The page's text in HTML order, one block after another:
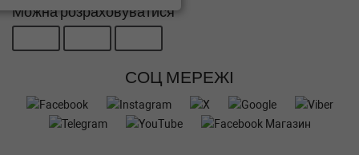
Можна розраховуватися
СОЦ МЕРЕЖІ